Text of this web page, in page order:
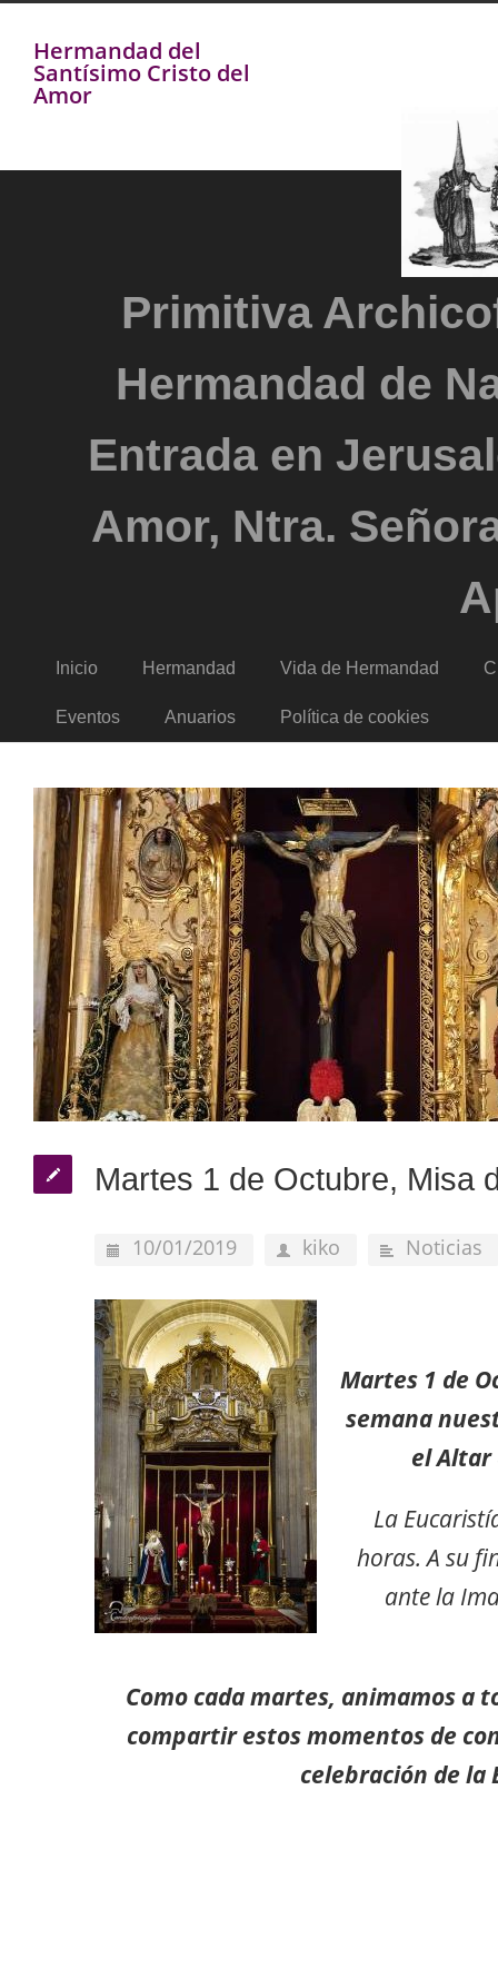
Hermandad del
Santísimo Cristo del
Amor
Primitiva
Hermandad de
Entrada en
Amor, Ntra.
Inicio Hermandad Vida de Hermandad
Eventos Anuarios Política de cookies
Martes 1 de Octubre, Misa
10/01/2019 kiko Noticias
Martes1 de
semana
el
La
horas. A su
ante la
Como cada martes, animamos a
compartir estos momentos de
celebración de la